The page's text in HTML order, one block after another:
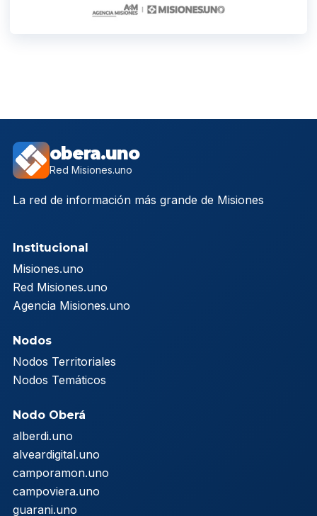
obera.uno
Red Misiones.uno
La red de información más grande de Misiones
Institucional
Misiones.uno
Red Misiones.uno
Agencia Misiones.uno
Nodos
Nodos Territoriales
Nodos Temáticos
Nodo Oberá
alberdi.uno
alveardigital.uno
camporamon.uno
campoviera.uno
guarani.uno